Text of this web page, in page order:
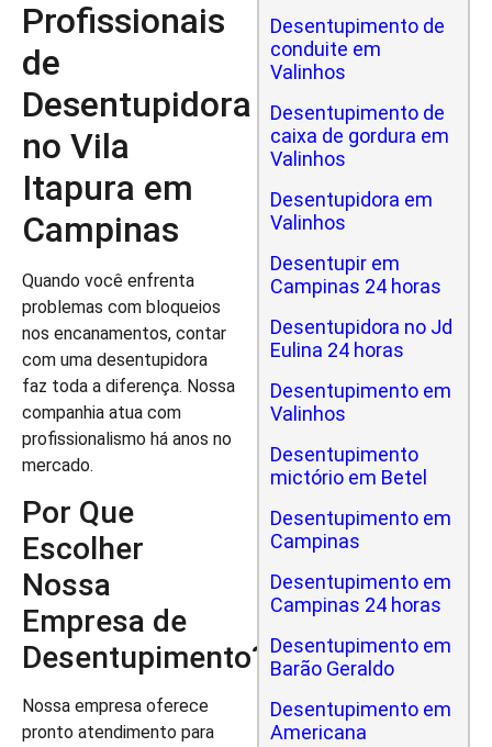
Profissionais
de
Desentupidora
no Vila
Itapura em
Campinas
Quando você enfrenta
problemas com bloqueios
nos encanamentos, contar
com uma desentupidora
faz toda a diferença. Nossa
companhia atua com
profissionalismo há anos no
mercado.
Por Que
Escolher
Nossa
Empresa de
Desentupimento?
Nossa empresa oferece
pronto atendimento para
Desentupimento de
conduite em
Valinhos
Desentupimento de
caixa de gordura em
Valinhos
Desentupidora em
Valinhos
Desentupir em
Campinas 24 horas
Desentupidora no Jd
Eulina 24 horas
Desentupimento em
Valinhos
Desentupimento
mictório em Betel
Desentupimento em
Campinas
Desentupimento em
Campinas 24 horas
Desentupimento em
Barão Geraldo
Desentupimento em
Americana